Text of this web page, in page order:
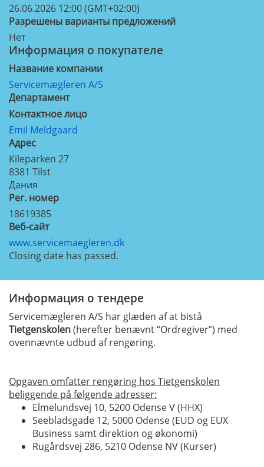
26.06.2026 12:00 (GMT+02:00)
Разрешены варианты предложений
Нет
Информация о покупателе
Название компании
Servicemægleren A/S
Департамент
Контактное лицо
Emil Meldgaard
Aдрес
Kileparken 27
8381 Tilst
Дания
Рег. номер
18619385
Веб-сайт
www.servicemaegleren.dk
Closing date has passed.
Информация о тендере
Servicemægleren A/S har glæden af at bistå
Tietgenskolen(herefter benævnt “Ordregiver”) med
ovennævnte udbud af rengøring.
Opgaven omfatter rengøring hos Tietgenskolen
beliggende på følgende adresser:
Elmelundsvej 10, 5200 Odense V (HHX)
Seebladsgade 12, 5000 Odense (EUD og EUX
Business samt direktion og økonomi)
Rugårdsvej 286, 5210 Odense NV (Kurser)